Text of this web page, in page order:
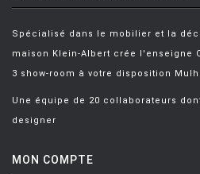
Spécialisé dans le mobilier et la
maison Klein-Albert crée l'enseigne
3 show-room à votre disposition
Une équipe de 20 collaborateurs
designer
MON COMPTE